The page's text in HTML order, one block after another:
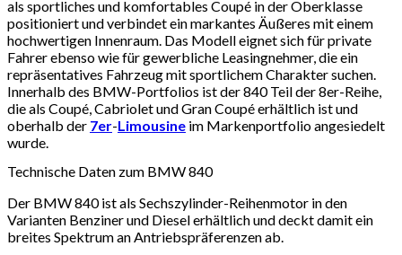
als sportliches und komfortables Coupé in der Oberklasse
positioniert und verbindet ein markantes Äußeres mit einem
hochwertigen Innenraum. Das Modell eignet sich für private
Fahrer ebenso wie für gewerbliche Leasingnehmer, die ein
repräsentatives Fahrzeug mit sportlichem Charakter suchen.
Innerhalb des BMW-Portfolios ist der 840 Teil der 8er-Reihe,
die als Coupé, Cabriolet und Gran Coupé erhältlich ist und
oberhalb der 7er-Limousine im Markenportfolio angesiedelt
wurde.
Technische Daten zum BMW 840
Der BMW 840 ist als Sechszylinder-Reihenmotor in den
Varianten Benziner und Diesel erhältlich und deckt damit ein
breites Spektrum an Antriebspräferenzen ab.